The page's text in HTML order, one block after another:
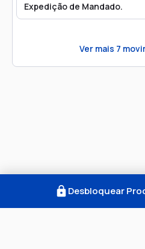
Expedição de Mandado.
Ver mais 7
Desbloquear